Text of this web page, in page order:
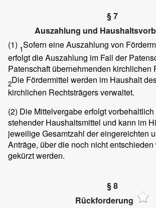
§ 7
Auszahlung und
(1) 1Sofern eine Auszahlung von
erfolgt die Auszahlung im Fall der
Patenschaft übernehmenden kirchlichen
2Die Fördermittel werden im Haushalt
kirchlichen Rechtsträgers verwaltet.
(2) Die Mittelvergabe erfolgt
stehender Haushaltsmittel und kann im
jeweilige Gesamtzahl der eingereichten
Anträge, über die noch nicht
gekürzt werden.
§ 8
Rückforderung